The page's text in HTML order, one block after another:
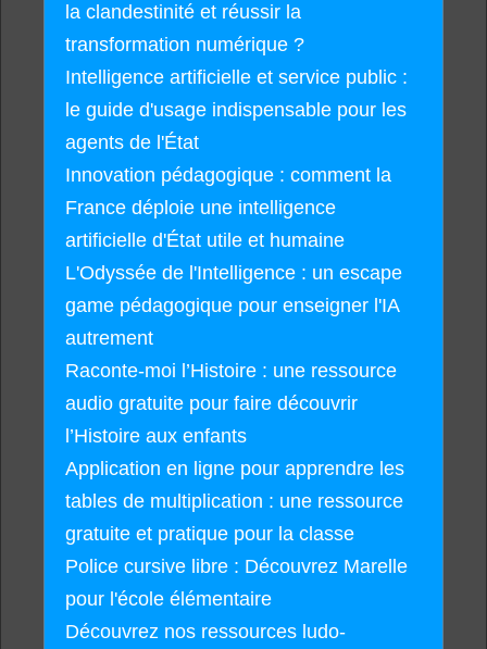
la clandestinité et réussir la
transformation numérique ?
Intelligence artificielle et service public :
le guide d'usage indispensable pour les
agents de l'État
Innovation pédagogique : comment la
France déploie une intelligence
artificielle d'État utile et humaine
L'Odyssée de l'Intelligence : un escape
game pédagogique pour enseigner l'IA
autrement
Raconte-moi l’Histoire : une ressource
audio gratuite pour faire découvrir
l’Histoire aux enfants
Application en ligne pour apprendre les
tables de multiplication : une ressource
gratuite et pratique pour la classe
Police cursive libre : Découvrez Marelle
pour l'école élémentaire
Découvrez nos ressources ludo-